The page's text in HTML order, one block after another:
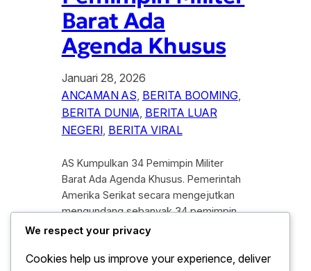
Barat Ada
Agenda Khusus
Januari 28, 2026
ANCAMAN AS, BERITA BOOMING
BERITA DUNIA, BERITA LUAR
NEGERI, BERITA VIRAL
AS Kumpulkan 34 Pemimpin Militer
Barat Ada Agenda Khusus. Pemerintah
Amerika Serikat secara mengejutkan
mengundang sebanyak 34 pemimpin
militer tertinggi dari negara-negara
tertutup yang di laksanakan di
We respect your privacy
Cookies help us improve your experience, deliver